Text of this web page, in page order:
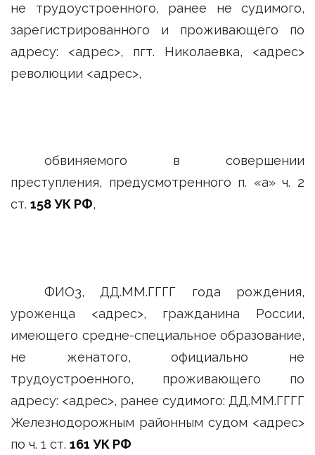
не трудоустроенного, ранее не судимого,
зарегистрированного и проживающего по
адресу: <адрес>, пгт. Николаевка, <адрес>
революции <адрес>,
обвиняемого в совершении
преступления, предусмотренного п. «а» ч. 2
ст. 158 УК РФ,
ФИО3, ДД.ММ.ГГГГ года рождения,
уроженца <адрес>, гражданина России,
имеющего средне-специальное образование,
не женатого, официально не
трудоустроенного, проживающего по
адресу: <адрес>, ранее судимого: ДД.ММ.ГГГГ
Железнодорожным районным судом <адрес>
по ч. 1 ст. 161 УК РФ